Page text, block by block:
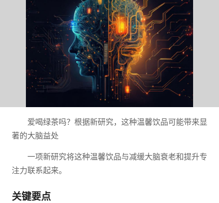
爱喝绿茶吗？根据新研究，这种温馨饮品可能带来显
著的大脑益处
一项新研究将这种温馨饮品与减缓大脑衰老和提升专
注力联系起来。
关键要点